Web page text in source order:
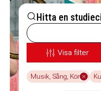
Hitta en
Visa filter
Musik, Sång, Kör